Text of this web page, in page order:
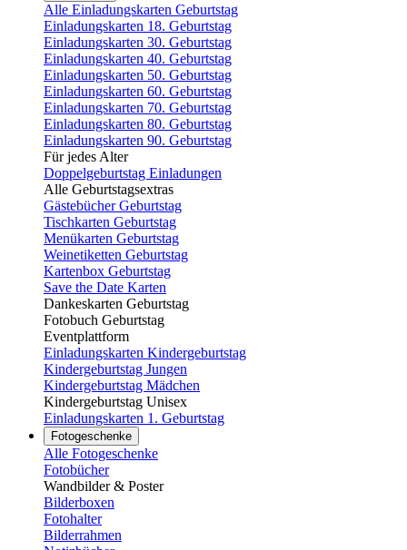
Alle Einladungskarten Geburtstag
Einladungskarten 18. Geburtstag
Einladungskarten 30. Geburtstag
Einladungskarten 40. Geburtstag
Einladungskarten 50. Geburtstag
Einladungskarten 60. Geburtstag
Einladungskarten 70. Geburtstag
Einladungskarten 80. Geburtstag
Einladungskarten 90. Geburtstag
Für jedes Alter
Doppelgeburtstag Einladungen
Alle Geburtstagsextras
Gästebücher Geburtstag
Tischkarten Geburtstag
Menükarten Geburtstag
Weinetiketten Geburtstag
Kartenbox Geburtstag
Save the Date Karten
Dankeskarten Geburtstag
Fotobuch Geburtstag
Eventplattform
Einladungskarten Kindergeburtstag
Kindergeburtstag Jungen
Kindergeburtstag Mädchen
Kindergeburtstag Unisex
Einladungskarten 1. Geburtstag
Fotogeschenke
Alle Fotogeschenke
Fotobücher
Wandbilder & Poster
Bilderboxen
Fotohalter
Bilderrahmen